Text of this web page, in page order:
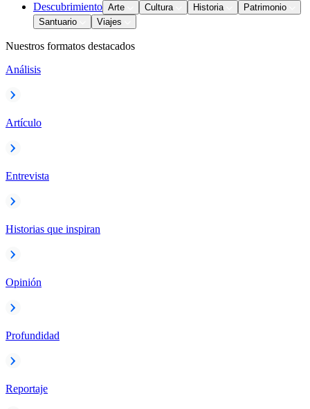
Descubrimiento Arte Cultura Historia
Patrimonio
Santuario
Viajes
Nuestros formatos destacados
Análisis
Artículo
Entrevista
Historias que inspiran
Opinión
Profundidad
Reportaje